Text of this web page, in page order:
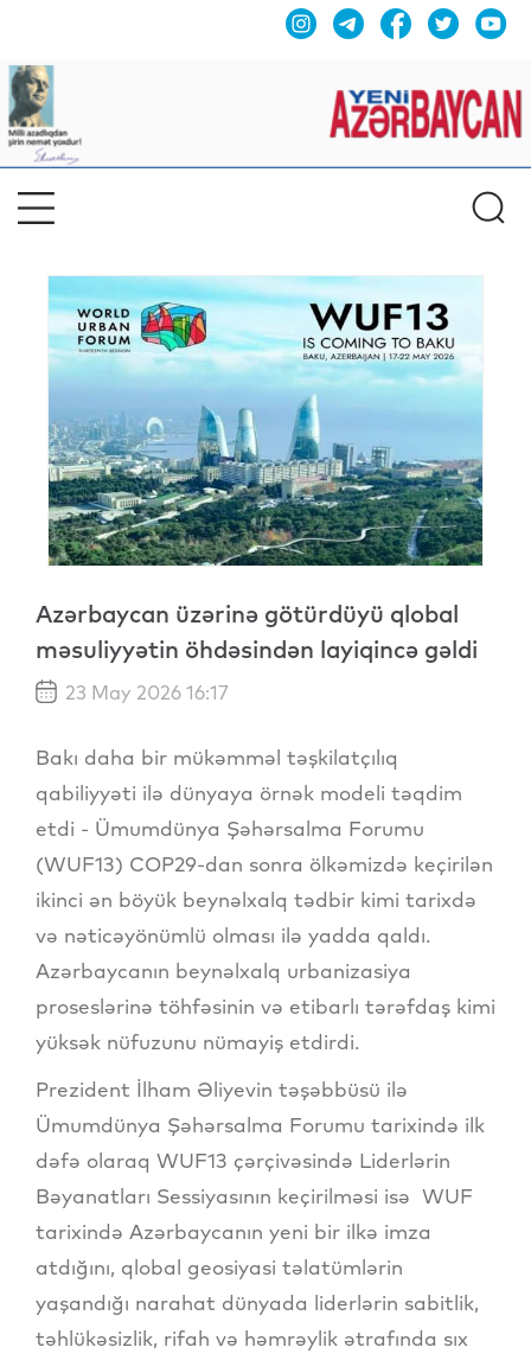
Azərbaycan üzərinə götürdüyü qlobal
məsuliyyətin öhdəsindən layiqincə gəldi
23 May 2026 16:17
Bakı daha bir mükəmməl təşkilatçılıq
qabiliyyəti ilə dünyaya örnək modeli təqdim
etdi - Ümumdünya Şəhərsalma Forumu
(WUF13) COP29-dan sonra ölkəmizdə keçirilən
ikinci ən böyük beynəlxalq tədbir kimi tarixdə
və nəticəyönümlü olması ilə yadda qaldı.
Azərbaycanın beynəlxalq urbanizasiya
proseslərinə töhfəsinin və etibarlı tərəfdaş kimi
yüksək nüfuzunu nümayiş etdirdi.
Prezident İlham Əliyevin təşəbbüsü ilə
Ümumdünya Şəhərsalma Forumu tarixində ilk
dəfə olaraq WUF13 çərçivəsində Liderlərin
Bəyanatları Sessiyasının keçirilməsi isə WUF
tarixində Azərbaycanın yeni bir ilkə imza
atdığını, qlobal geosiyasi təlatümlərin
yaşandığı narahat dünyada liderlərin sabitlik,
təhlükəsizlik, rifah və həmrəylik ətrafında sıx